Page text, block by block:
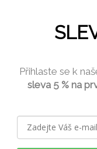
Radua Kaňáková
Přihlaste se k
sleva 5 % na